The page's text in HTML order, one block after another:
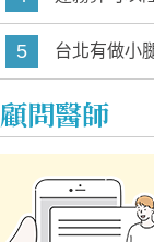
5 台北有做小
顧問醫師